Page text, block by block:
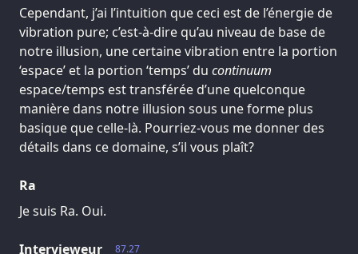
Cependant, j’ai l’intuition que ceci est de l’énergie de
vibration pure; c’est-à-dire qu’au niveau de base de
notre illusion, une certaine vibration entre la portion
‘espace’ et la portion ‘temps’ du continuum
espace/temps est transférée d’une quelconque
manière dans notre illusion sous une forme plus
basique que celle-là. Pourriez-vous me donner des
détails dans ce domaine, s’il vous plaît?
Ra
Je suis Ra. Oui.
87.27
Intervieweur